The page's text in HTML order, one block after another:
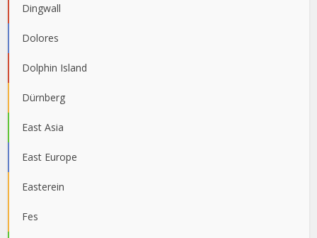
Dingwall
Dolores
Dolphin Island
Dürnberg
East Asia
East Europe
Easterein
Fes